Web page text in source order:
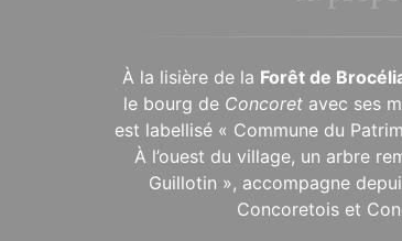
À la lisière de la Forêt de
le bourg de Concoret avec ses
est labellisé « Commune du
À l’ouest du village, un arbre
Guillotin », accompagne
Concoretois et